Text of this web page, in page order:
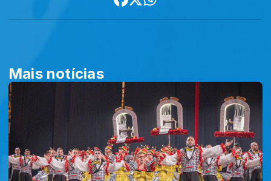
Mais notícias